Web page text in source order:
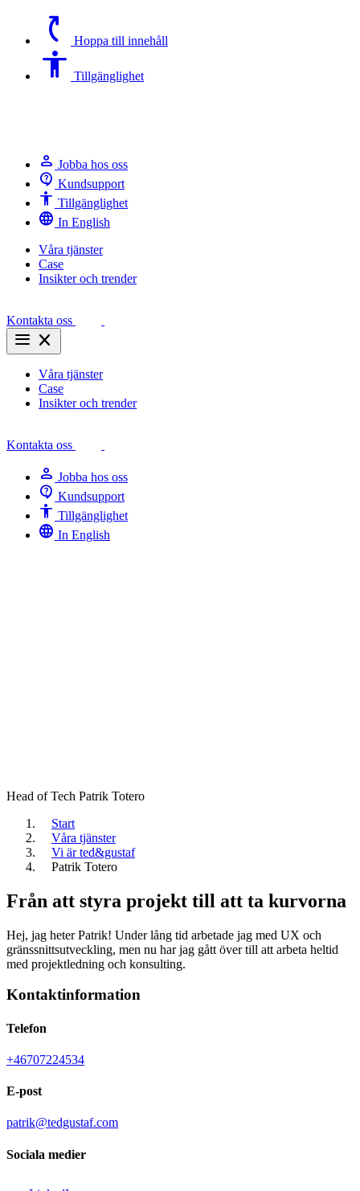
switch_access_shortcut Hoppa till innehåll
Accessibility Tillgänglighet
person Jobba hos oss
contact_support Kundsupport
Accessibility Tillgänglighet
language In English
Våra tjänster
Case
Insikter och trender
Kontakta oss
menu close
Våra tjänster
Case
Insikter och trender
Kontakta oss
person Jobba hos oss
contact_support Kundsupport
Accessibility Tillgänglighet
language In English
Head of Tech Patrik Totero
Start
Våra tjänster
Vi är ted&gustaf
Patrik Totero
Från att styra projekt till att ta kurvorna
Hej, jag heter Patrik! Under lång tid arbetade jag med UX och
gränssnittsutveckling, men nu har jag gått över till att arbeta heltid
med projektledning och konsulting.
Kontaktinformation
Telefon
+46707224534
E-post
patrik@tedgustaf.com
Sociala medier